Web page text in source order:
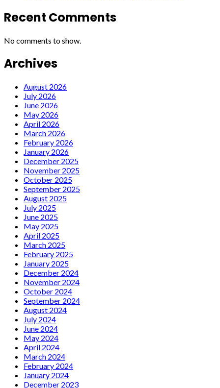
Recent Comments
No comments to show.
Archives
August 2026
July 2026
June 2026
May 2026
April 2026
March 2026
February 2026
January 2026
December 2025
November 2025
October 2025
September 2025
August 2025
July 2025
June 2025
May 2025
April 2025
March 2025
February 2025
January 2025
December 2024
November 2024
October 2024
September 2024
August 2024
July 2024
June 2024
May 2024
April 2024
March 2024
February 2024
January 2024
December 2023